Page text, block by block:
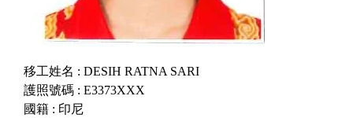
移工姓名 : DESIH RATNA SARI
護照號碼 : E3373XXX
國籍 : 印尼